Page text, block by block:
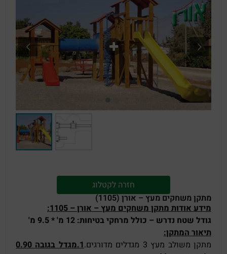
חזרה לקטלוג
מתקן משחקים מעץ – אורן (1105)
מידע אודות מתקן משחקים מעץ – אורן – 1105
:
גודל שטח נדרש – כולל מרחקי בטיחות: 12 מ' * 9.5 מ
'
תיאור המתקן:
מתקן משולב מעץ 3 מגדלים מדורגים.
1
.מגדל בגובה 0.90